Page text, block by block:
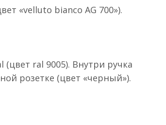
«velluto bianco AG 700»).
(цвет ral 9005). Внутри ручка
розетке (цвет «черный»).